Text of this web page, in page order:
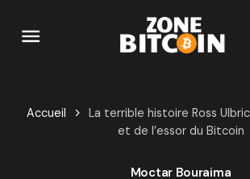
Accueil
La terrible histoire Ross
et de l’essor du Bitcoin
Moctar Bouraima